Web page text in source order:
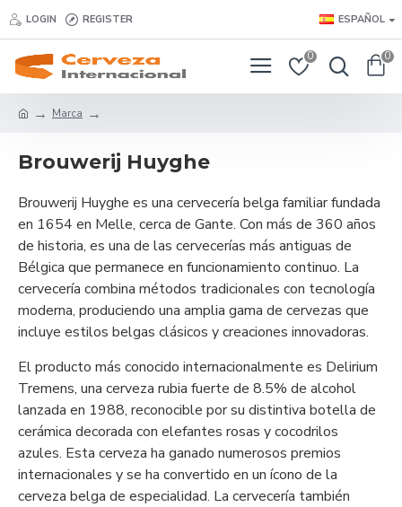
LOGIN REGISTER ESPAÑOL
0 0
Marca
Brouwerij Huyghe
Brouwerij Huyghe es una cervecería belga familiar fundada
en 1654 en Melle, cerca de Gante. Con más de 360 años
de historia, es una de las cervecerías más antiguas de
Bélgica que permanece en funcionamiento continuo. La
cervecería combina métodos tradicionales con tecnología
moderna, produciendo una amplia gama de cervezas que
incluye estilos belgas clásicos y creaciones innovadoras.
El producto más conocido internacionalmente es Delirium
Tremens, una cerveza rubia fuerte de 8.5% de alcohol
lanzada en 1988, reconocible por su distintiva botella de
cerámica decorada con elefantes rosas y cocodrilos
azules. Esta cerveza ha ganado numerosos premios
internacionales y se ha convertido en un ícono de la
cerveza belga de especialidad. La cervecería también